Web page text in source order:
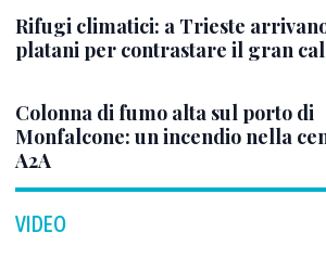
Rifugi climatici: a Trieste arrivano
platani per contrastare il gran
Colonna di fumo alta sul porto di
Monfalcone: un incendio nella
A2A
VIDEO